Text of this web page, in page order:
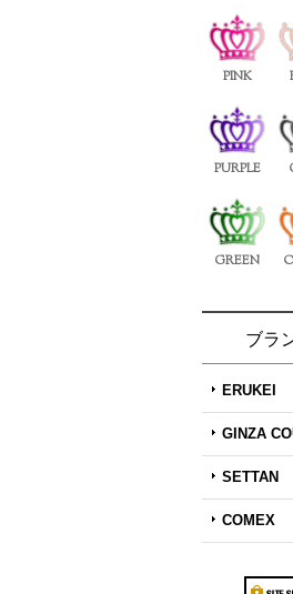
PINK
PURPLE
GREEN
ブラ
ERUKEI
GINZA
SETTAN
COMEX